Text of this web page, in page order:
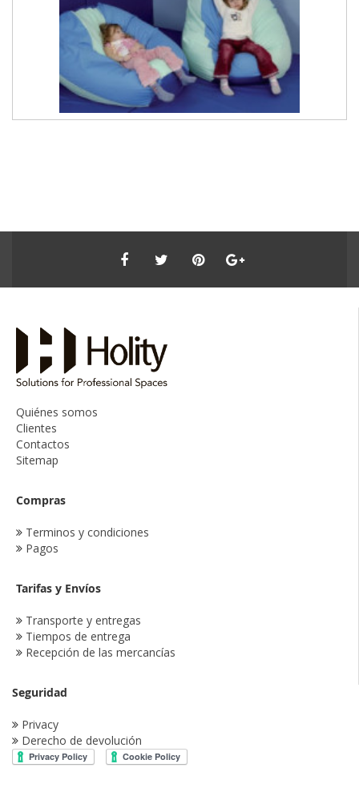
Quiénes somos
Clientes
Contactos
Sitemap
Compras
Terminos y condiciones
Pagos
Tarifas y Envíos
Transporte y entregas
Tiempos de entrega
Recepción de las mercancías
Seguridad
Privacy
Derecho de devolución